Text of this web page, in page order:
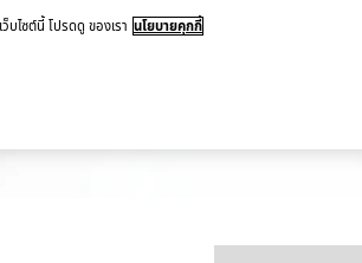
บไซต์นี้ โปรดดู ของเรา นโยบายคุกกี้